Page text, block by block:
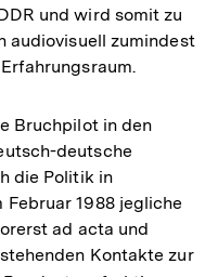
und wird somit zu
audiovisuell zumindest
Bruchpilot in den
deutsche
die Politik in
Februar 1988 jegliche
ad acta und
Kontakte zur